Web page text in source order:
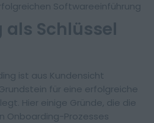
Softwareeinführung
Schlüssel
ist aus Kundensicht
für eine erfolgreiche
Hier einige Gründe, die die
Onboarding-Prozesses